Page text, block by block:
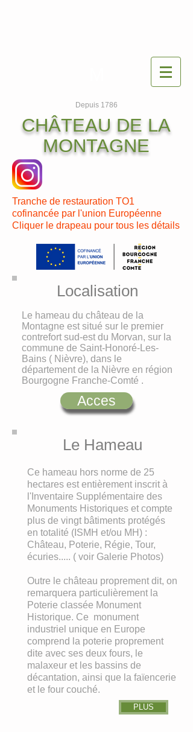
Depuis 1786
CHÂTEAU DE LA
MONTAGNE
Tranche de restauration TO1
cofinancée par l'union Européenne
Cliquer le drapeau pour tous les détails
Localisation
Le hameau du château de la
Montagne est situé sur le premier
contrefort sud-est du Morvan, sur la
commune de Saint-Honoré-Les-
Bains ( Nièvre), dans le
département de la Nièvre en région
Bourgogne Franche-Comté .
Acces
Le Hameau
Ce hameau hors norme de 25
hectares est entièrement inscrit à
l'Inventaire Supplémentaire des
Monuments Historiques et compte
plus de vingt bâtiments protégés
en totalité (ISMH et/ou MH) :
Château, Poterie, Régie, Tour,
écuries..... ( voir Galerie Photos)
Outre le château proprement dit, on
remarquera particulièrement la
Poterie classée Monument
Historique. Ce monument
industriel unique en Europe
comprend la poterie proprement
dite avec ses deux fours, le
malaxeur et les bassins de
décantation, ainsi que la faïencerie
et le four couché.
PLUS